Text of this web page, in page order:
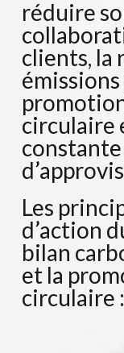
réduire
clients, la
circulaire
Les
d’action
bilan
et la
circulaire :